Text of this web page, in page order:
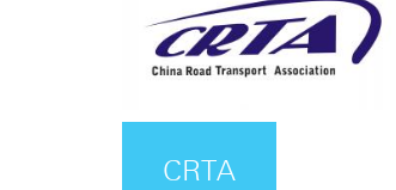
CRTA